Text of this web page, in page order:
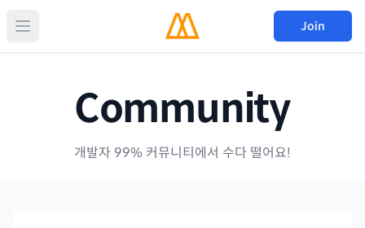
Join
Community
개발자 99% 커뮤니티에서 수다 떨어요!